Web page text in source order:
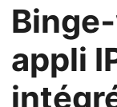
appli